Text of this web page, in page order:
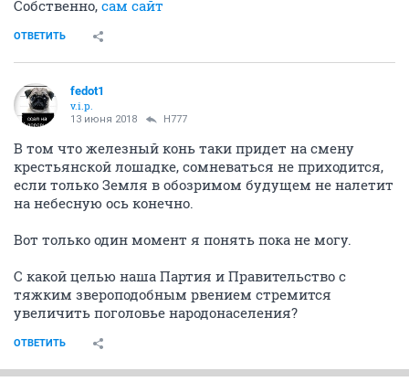
Собственно, сам сайт
ОТВЕТИТЬ
fedot1
v.i.p.
13 июня 2018 H777
В том что железный конь таки придет на смену
крестьянской лошадке, сомневаться не приходится,
если только Земля в обозримом будущем не налетит
на небесную ось конечно.
Вот только один момент я понять пока не могу.
С какой целью наша Партия и Правительство с
тяжким звероподобным рвением стремится
увеличить поголовье народонаселения?
ОТВЕТИТЬ